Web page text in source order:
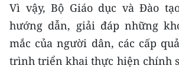
MUA BÁO
ĐỌC BÁO IN
Vì vậy, Bộ Giáo dục và Đào
hướng dẫn, giải đáp những
mắc của người dân, các cấp
trình triển khai thực hiện chính